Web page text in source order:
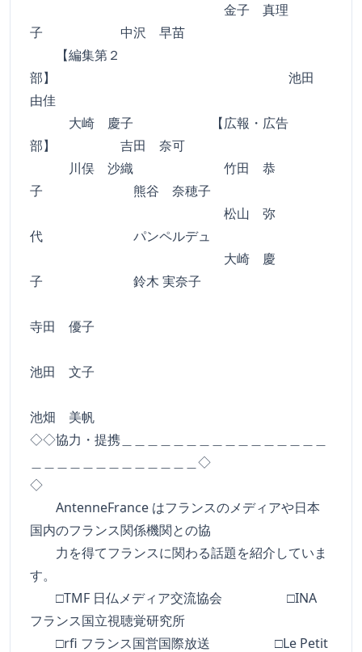
金子 真理
子 中沢 早苗
【編集第２
部】 池田
由佳
大崎 慶子 【広報・広告
部】 吉田 奈可
川俣 沙織 竹田 恭
子 熊谷 奈穂子
松山 弥
代 パンペルデュ
大崎 慶
子 鈴木 実奈子
寺田 優子
池田 文子
池畑 美帆
◇◇協力・提携＿＿＿＿＿＿＿＿＿＿＿＿＿＿＿＿
＿＿＿＿＿＿＿＿＿＿＿＿＿◇
◇
AntenneFrance はフランスのメディアや日本
国内のフランス関係機関との協
力を得てフランスに関わる話題を紹介していま
す。
□TMF 日仏メディア交流協会 □INA
フランス国立視聴覚研究所
□rfi フランス国営国際放送 □Le Petit